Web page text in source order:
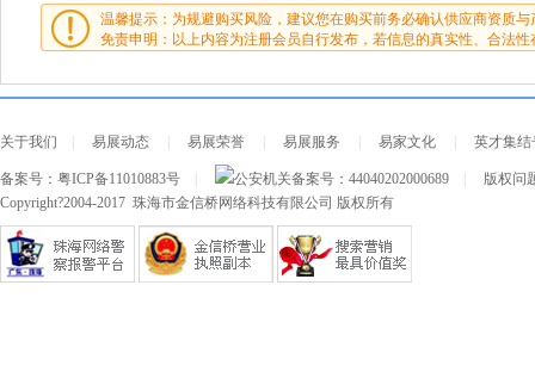
温馨提示：为规避购买风险，建议您在购买前务必确认供应商资质与
免责申明：以上内容为注册会员自行发布，若信息的真实性、合法性
关于我们 易展动态 易展荣誉 易展服务 易家文化 英才集结
备案号： 粤ICP备11010883号 公安机关备案号： 44040202000689
版权问
Copyright?2004-2017 珠海市金信桥网络科技有限公司 版权所有